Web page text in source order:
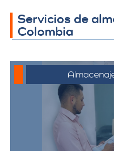
Servicios de
Colombia
Ofrecemos
para muebles,
pertenencias
que sus bienes